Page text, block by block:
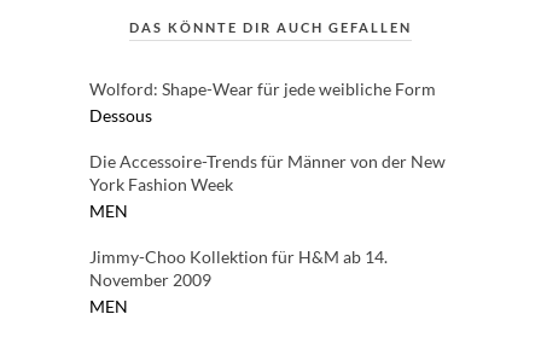
DAS KÖNNTE DIR AUCH GEFALLEN
Wolford: Shape-Wear für jede weibliche Form
Dessous
Die Accessoire-Trends für Männer von der New
York Fashion Week
MEN
Jimmy-Choo Kollektion für H&M ab 14.
November 2009
MEN